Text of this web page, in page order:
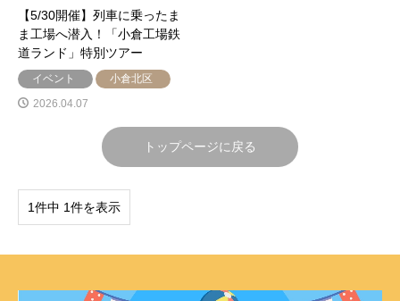
【5/30開催】列車に乗ったま
ま工場へ潜入！「小倉工場鉄
道ランド」特別ツアー
イベント
小倉北区
2026.04.07
トップページに戻る
1件中 1件を表示